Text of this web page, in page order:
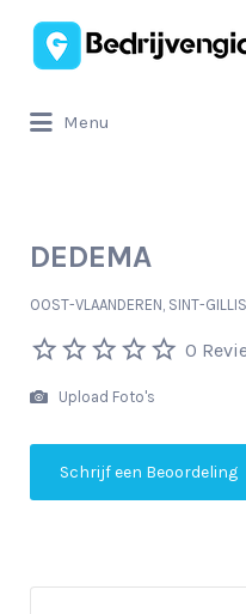
Zoek
naar:
Menu
naar:
DEDEMA
OOST-VLAANDEREN, SINT-
0
Upload Foto's
Schrijf een Beoordeling